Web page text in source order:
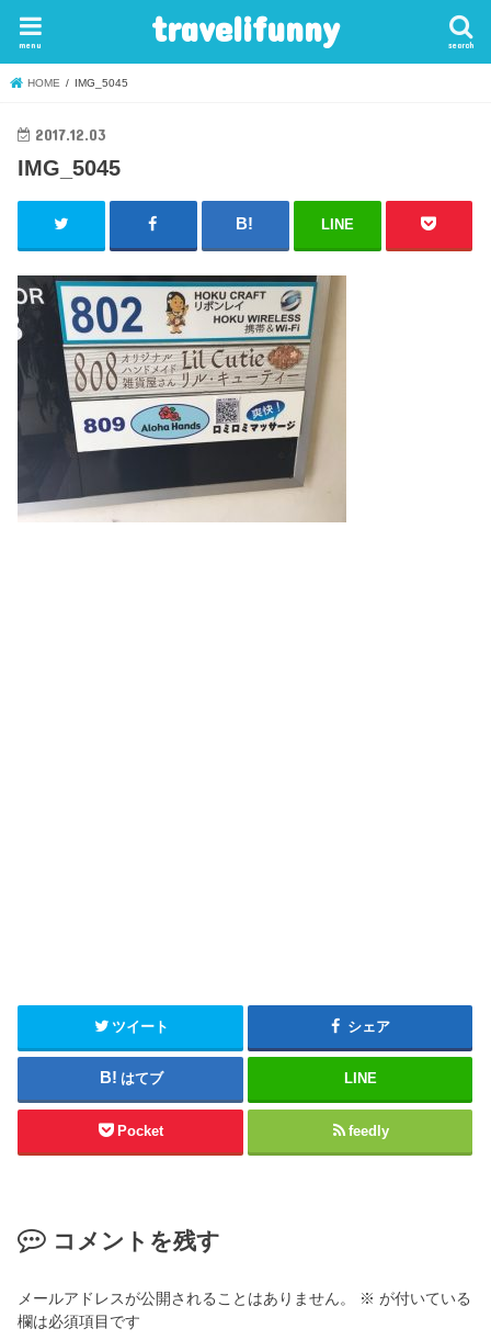
travelifunny search
menu
HOME IMG_5045
2017.12.03
IMG_5045
LINE
ツイート シェア
はてブ LINE
Pocket feedly
コメントを残す
メールアドレスが公開されることはありません。 ※ が付いている
欄は必須項目です